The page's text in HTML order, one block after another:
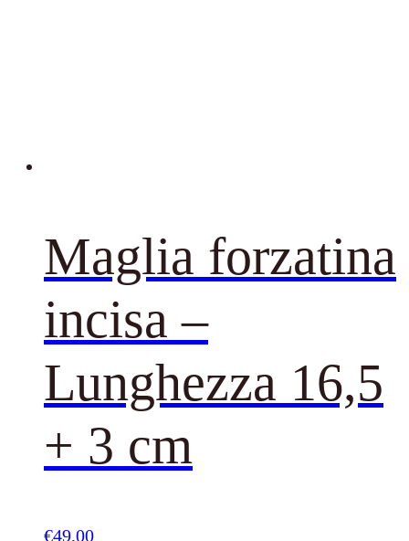
Maglia forzatina
incisa –
Lunghezza 16,5
+ 3 cm
€49,00